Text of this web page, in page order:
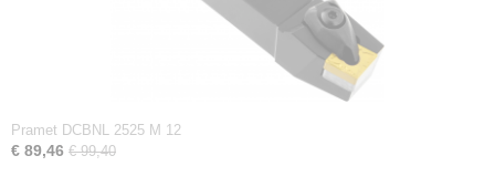
Pramet DCBNL 2525 M 12
€ 89,46 € 99,40